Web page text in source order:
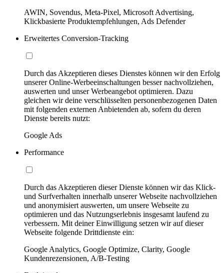
AWIN, Sovendus, Meta-Pixel, Microsoft Advertising,
Klickbasierte Produktempfehlungen, Ads Defender
Erweitertes Conversion-Tracking
Durch das Akzeptieren dieses Dienstes können wir den Erfolg
unserer Online-Werbeeinschaltungen besser nachvollziehen,
auswerten und unser Werbeangebot optimieren. Dazu
gleichen wir deine verschlüsselten personenbezogenen Daten
mit folgenden externen Anbietenden ab, sofern du deren
Dienste bereits nutzt:
Google Ads
Performance
Durch das Akzeptieren dieser Dienste können wir das Klick-
und Surfverhalten innerhalb unserer Webseite nachvollziehen
und anonymisiert auswerten, um unsere Webseite zu
optimieren und das Nutzungserlebnis insgesamt laufend zu
verbessern. Mit deiner Einwilligung setzen wir auf dieser
Webseite folgende Drittdienste ein:
Google Analytics, Google Optimize, Clarity, Google
Kundenrezensionen, A/B-Testing